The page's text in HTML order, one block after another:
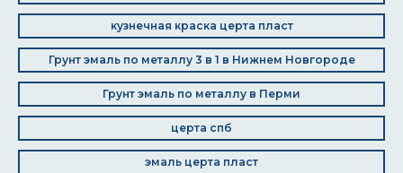
кузнечная краска церта пласт
Грунт эмаль по металлу 3 в 1 в Нижнем Новгороде
Грунт эмаль по металлу в Перми
церта спб
эмаль церта пласт